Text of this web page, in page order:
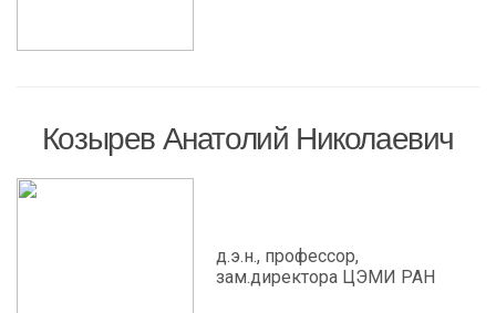
Козырев Анатолий Николаевич
д.э.н., профессор,
зам.директора ЦЭМИ РАН